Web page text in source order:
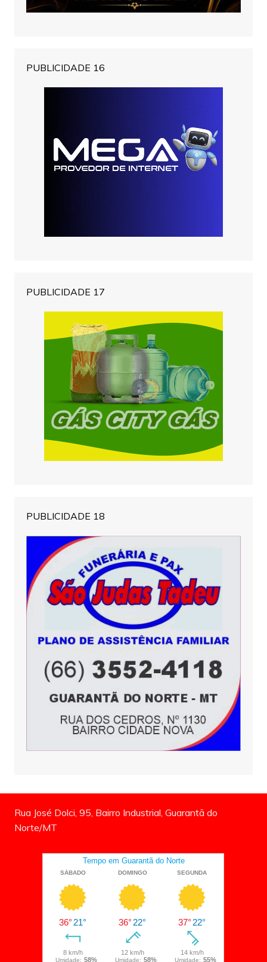
PUBLICIDADE 16
PUBLICIDADE 17
PUBLICIDADE 18
Rua José Dolci, 95, Bairro Industrial, Guarantã do
Norte/MT